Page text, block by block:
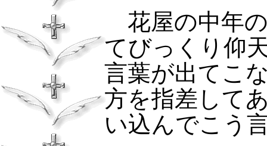
花屋の中年
てびっくり仰
言葉が出てこ
方を指差して
い込んでこう